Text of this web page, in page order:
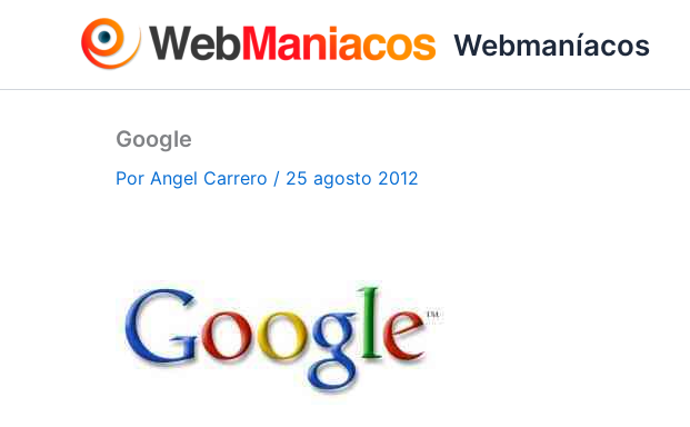
Webmaníacos
Google
Por Angel Carrero / 25 agosto 2012